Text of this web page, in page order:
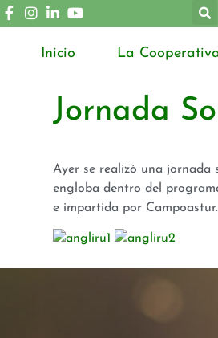
Inicio La
Jornada
Ayer se realizó una jornada
engloba dentro del
e impartida por Campoastur.